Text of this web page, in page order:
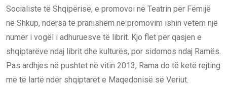
Socialiste të Shqipërisë, e promovoi në Teatrin për Fëmijë
në Shkup, ndërsa të pranishëm në promovim ishin vetëm një
numër i vogël i adhuruesve të librit. Kjo flet për qasjen e
shqiptarëve ndaj librit dhe kulturës, por sidomos ndaj Ramës.
Pas ardhjes në pushtet në vitin 2013, Rama do të ketë rejting
më të lartë ndër shqiptarët e Maqedonisë së Veriut.